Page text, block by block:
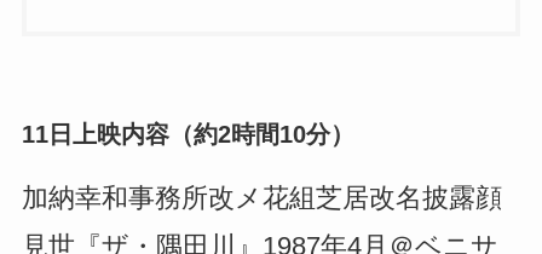
11日上映内容（約2時間10分）
加納幸和事務所改メ花組芝居改名披露顔
見世『ザ・隅田川』1987年4月＠ベニサ